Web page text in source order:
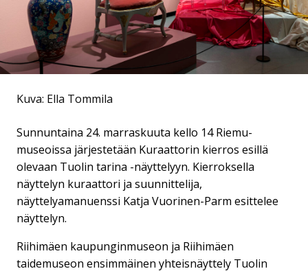
Kuva: Ella Tommila
Sunnuntaina 24. marraskuuta kello 14 Riemu-
museoissa järjestetään Kuraattorin kierros esillä
olevaan Tuolin tarina -näyttelyyn. Kierroksella
näyttelyn kuraattori ja suunnittelija,
näyttelyamanuenssi Katja Vuorinen-Parm esittelee
näyttelyn.
Riihimäen kaupunginmuseon ja Riihimäen
taidemuseon ensimmäinen yhteisnäyttely Tuolin